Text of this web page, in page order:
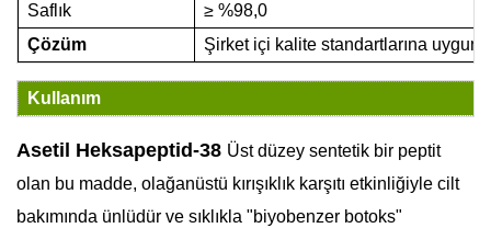
Saflık
≥ %98,0
Çözüm
Şirket içi kalite standartlarına
Kullanım
Asetil Heksapeptid-38 Üst düzey sentetik bir peptit
olan bu madde, olağanüstü kırışıklık karşıtı etkinliğiyle cilt
bakımında ünlüdür ve sıklıkla "biyobenzer botoks"